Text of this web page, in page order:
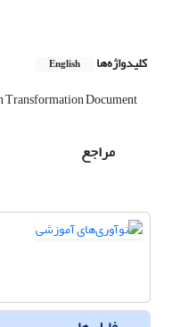
کلیدواژه‌ها English
Transformation Document
مراجع